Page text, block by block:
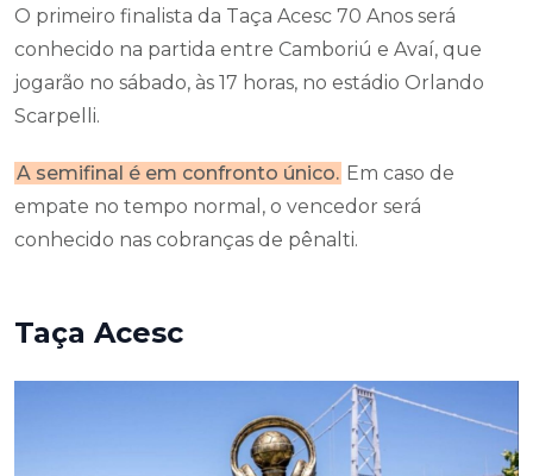
O primeiro finalista da Taça Acesc 70 Anos será
conhecido na partida entre Camboriú e Avaí, que
jogarão no sábado, às 17 horas, no estádio Orlando
Scarpelli.
A semifinal é em confronto único. Em caso de
empate no tempo normal, o vencedor será
conhecido nas cobranças de pênalti.
Taça Acesc